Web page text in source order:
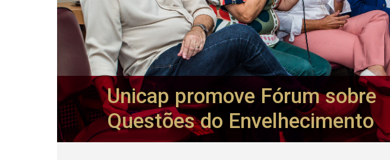
Unicap promove Fórum sobre
Questões do Envelhecimento